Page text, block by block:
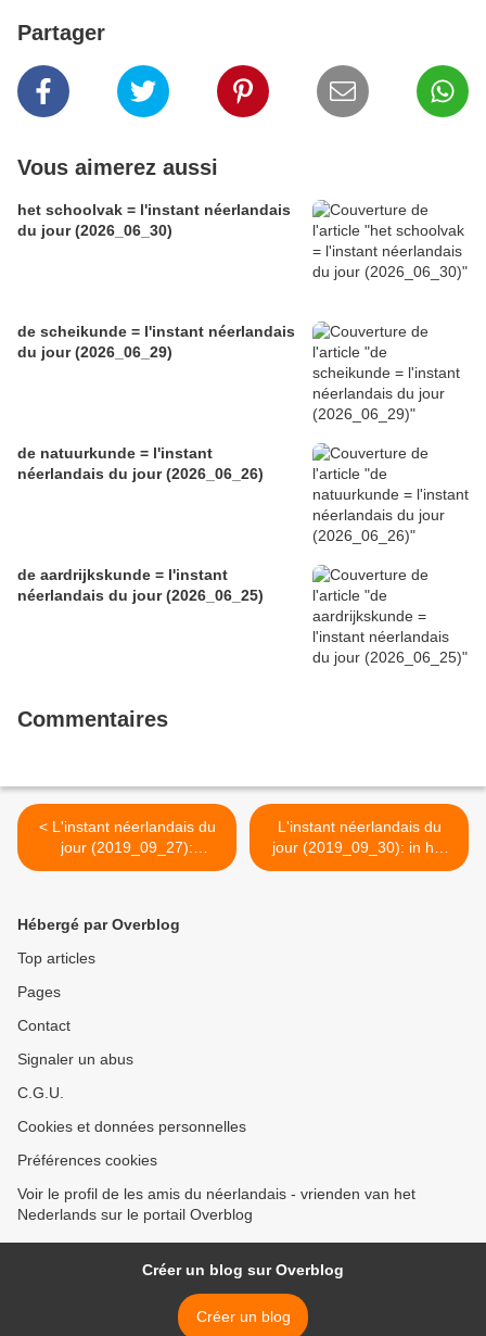
Partager
Vous aimerez aussi
het schoolvak = l'instant néerlandais
du jour (2026_06_30)
de scheikunde = l'instant néerlandais
du jour (2026_06_29)
de natuurkunde = l'instant
néerlandais du jour (2026_06_26)
de aardrijkskunde = l'instant
néerlandais du jour (2026_06_25)
Commentaires
< L'instant néerlandais du
jour (2019_09_27):
onafhankelijk
L'instant néerlandais du
jour (2019_09_30): in het
oosten ligt Duitsland >
Hébergé par Overblog
Top articles
Pages
Contact
Signaler un abus
C.G.U.
Cookies et données personnelles
Préférences cookies
Voir le profil de les amis du néerlandais - vrienden van het
Nederlands sur le portail Overblog
Créer un blog sur Overblog
Créer un blog